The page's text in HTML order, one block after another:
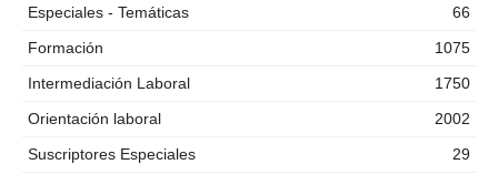
Especiales - Temáticas
66
Formación
1075
Intermediación Laboral
1750
Orientación laboral
2002
Suscriptores Especiales
29